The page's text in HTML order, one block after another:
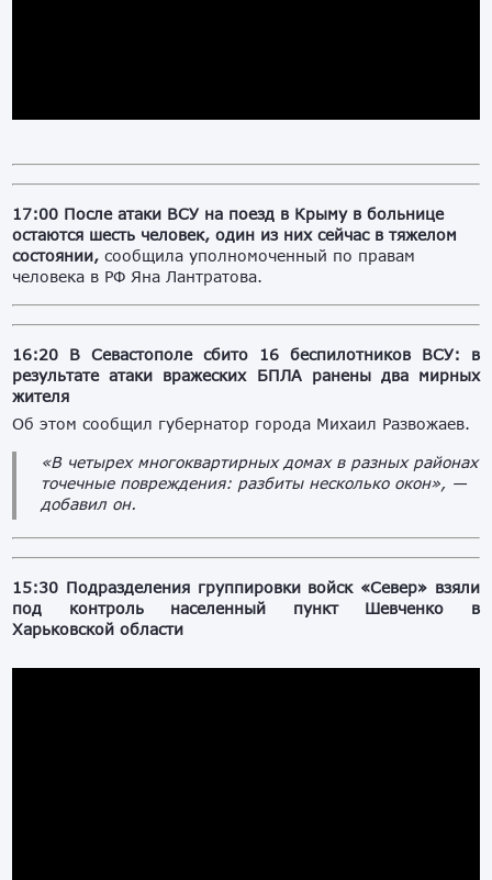
17:00 После атаки ВСУ на поезд в Крыму в больнице
остаются шесть человек, один из них сейчас в тяжелом
состоянии, сообщила уполномоченный по правам
человека в РФ Яна Лантратова.
16:20
В Севастополе сбито 16 беспилотников ВСУ: в
результате атаки вражеских БПЛА ранены два мирных
жителя
Об этом сообщил губернатор города Михаил Развожаев.
«В четырех многоквартирных домах в разных районах
точечные повреждения: разбиты несколько окон», —
добавил он.
15:30 Подразделения группировки войск «Север» взяли
под контроль населенный пункт Шевченко в
Харьковской области